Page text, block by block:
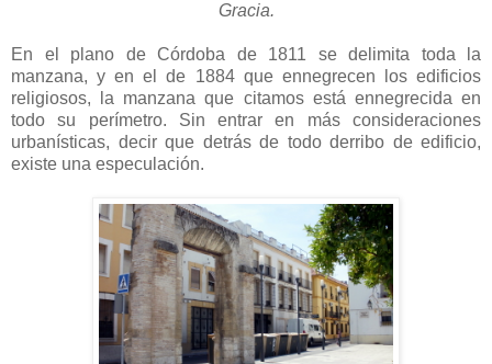
Gracia.
En el plano de Córdoba de 1811 se delimita toda la
manzana, y en el de 1884 que ennegrecen los edificios
religiosos, la manzana que citamos está ennegrecida en
todo su perímetro. Sin entrar en más consideraciones
urbanísticas, decir que detrás de todo derribo de edificio,
existe una especulación.